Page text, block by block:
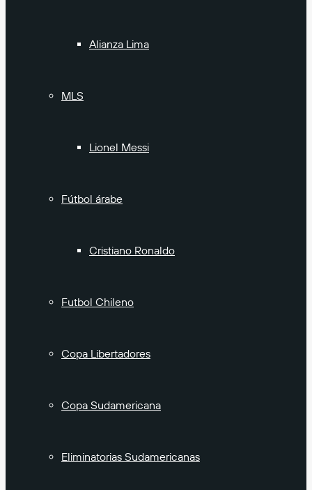
Alianza Lima
MLS
Lionel Messi
Fútbol árabe
Cristiano Ronaldo
Futbol Chileno
Copa Libertadores
Copa Sudamericana
Eliminatorias Sudamericanas